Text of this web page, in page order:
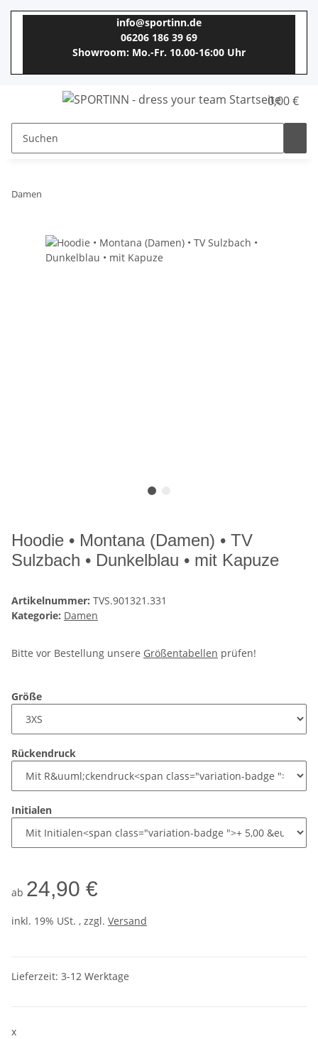
info@sportinn.de
06206 186 39 69
Showroom: Mo.-Fr. 10.00-16:00 Uhr
0,00 €
Damen
Hoodie • Montana (Damen) • TV
Sulzbach • Dunkelblau • mit Kapuze
Artikelnummer: TVS.901321.331
Kategorie: Damen
Bitte vor Bestellung unsere Größentabellen prüfen!
Größe
Rückendruck
Initialen
ab 24,90 €
inkl. 19% USt. , zzgl. Versand
Lieferzeit: 3-12 Werktage
x